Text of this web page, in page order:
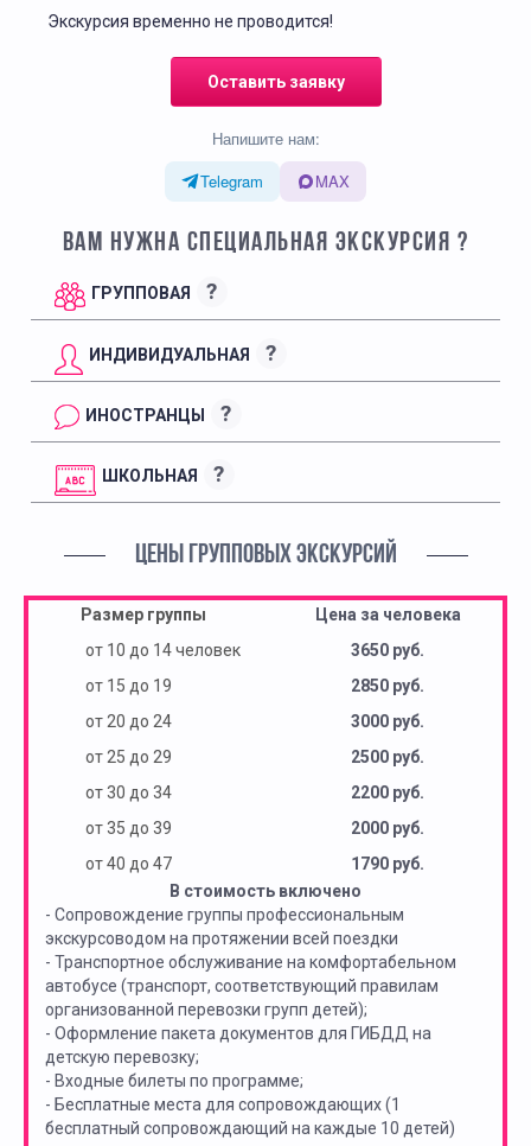
Экскурсия временно не проводится!
Оставить заявку
Напишите нам:
Telegram
MAX
ВАМ НУЖНА СПЕЦИАЛЬНАЯ ЭКСКУРСИЯ ?
ГРУППОВАЯ ?
ИНДИВИДУАЛЬНАЯ ?
ИНОСТРАНЦЫ ?
ШКОЛЬНАЯ ?
ЦЕНЫ ГРУППОВЫХ ЭКСКУРСИЙ
Размер группы
Цена за человека
от 10 до 14 человек
3650 руб.
от 15 до 19
2850 руб.
от 20 до 24
3000 руб.
от 25 до 29
2500 руб.
от 30 до 34
2200 руб.
от 35 до 39
2000 руб.
от 40 до 47
1790 руб.
В стоимость включено
- Сопровождение группы профессиональным
экскурсоводом на протяжении всей поездки
- Транспортное обслуживание на комфортабельном
автобусе (транспорт, соответствующий правилам
организованной перевозки групп детей);
- Оформление пакета документов для ГИБДД на
детскую перевозку;
- Входные билеты по программе;
- Бесплатные места для сопровождающих (1
бесплатный сопровождающий на каждые 10 детей)